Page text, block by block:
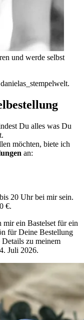
und werde selbst
Du alles was Du
möchten, biete ich
an:
20 Uhr bei mir sein.
€.
ein Bastelset für ein
für Deine Bestellung
zu meinem
Juli 2026.